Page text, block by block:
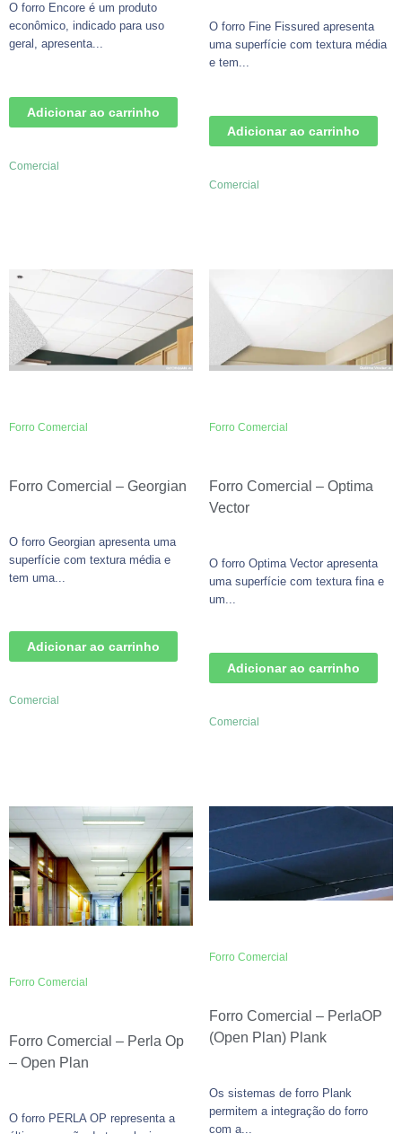
O forro Encore é um produto
econômico, indicado para uso
geral, apresenta...
Adicionar ao carrinho
Comercial
O forro Fine Fissured apresenta
uma superfície com textura média
e tem...
Adicionar ao carrinho
Comercial
Forro Comercial
Forro Comercial – Georgian
O forro Georgian apresenta uma
superfície com textura média e
tem uma...
Adicionar ao carrinho
Comercial
Forro Comercial
Forro Comercial – Optima
Vector
O forro Optima Vector apresenta
uma superfície com textura fina e
um...
Adicionar ao carrinho
Comercial
Forro Comercial
Forro Comercial – Perla Op
– Open Plan
O forro PERLA OP representa a
Forro Comercial
Forro Comercial – PerlaOP
(Open Plan) Plank
Os sistemas de forro Plank
permitem a integração do forro
com a...